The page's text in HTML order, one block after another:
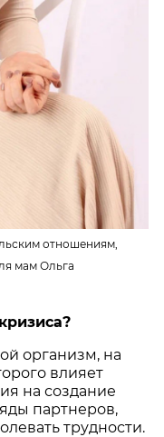
отношениям,
мам Ольга
организм, на
влияет
на создание
партнеров,
трудности.